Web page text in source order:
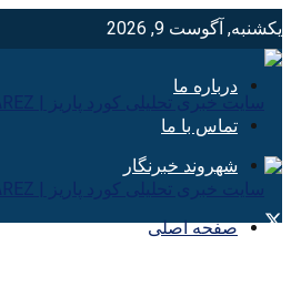
یکشنبه, آگوست 9, 2026
درباره ما
تماس با ما
شهروند خبرنگار
صفحه اصلی